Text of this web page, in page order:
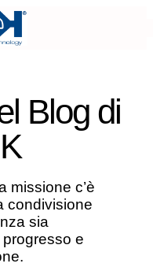
Blog di
missione c’è
condivisione
sia
e